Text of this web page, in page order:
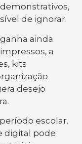
de ignorar.
ainda
a
kits
desejo
escolar.
digital pode